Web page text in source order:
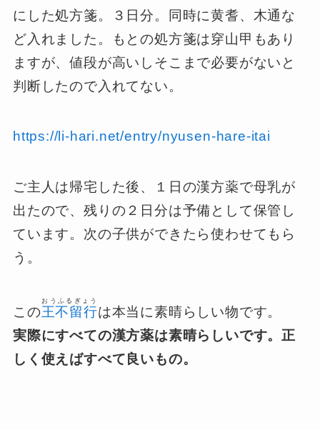
にした処方箋。３日分。同時に黄耆、木通な
ど入れました。もとの処方箋は穿山甲もあり
ますが、値段が高いしそこまで必要がないと
判断したので入れてない。
https://li-hari.net/entry/nyusen-hare-itai
ご主人は帰宅した後、１日の漢方薬で母乳が
出たので、残りの２日分は予備として保管し
ています。次の子供ができたら使わせてもら
う。
この王不留行
おうふるぎょう
は本当に素晴らしい物です。
実際にすべての漢方薬は素晴らしいです。正
しく使えばすべて良いもの。